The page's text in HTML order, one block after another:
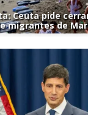
Ceuta pide
migrantes de